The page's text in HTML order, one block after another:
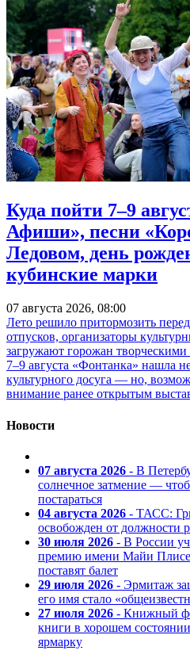
Куда пойти 7–9
Афиши», песни
Ледовом, день
кубинские марки
07 августа 2026, 08:00
Лето решило притормозить
отпусков, организаторы
загружают горожан
7–9 августа «Фонтанка» нашла
культурного досуга — но,
внимание ранее открытым
Новости
07 августа 2026 - В
солнечное затмение —
постараться
04 августа 2026 - ТАСС:
освобожден от должности
30 июля 2026 - В России
премию имени Майи
поставят балет
29 июля 2026 - Эрмитаж
его имя стало
27 июля 2026 - Книжный
книги в хорошем
ярмарку